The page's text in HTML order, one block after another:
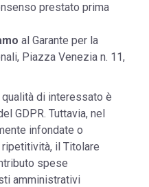
prestato prima
al Garante per la
Piazza Venezia n. 11,
di interessato è
GDPR. Tuttavia, nel
infondate o
il Titolare
spese
amministrativi